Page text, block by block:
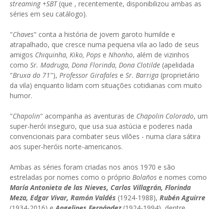
streaming +SBT(que , recentemente, disponibilizou ambas as
séries em seu catálogo).
"Chaves" conta a história de jovem garoto humilde e
atrapalhado, que cresce numa pequena vila ao lado de seus
amigos Chiquinha, Kiko, Pops e Nhonho, além de vizinhos
como Sr. Madruga, Dona Florinda, Dona Clotilde (apelidada
"Bruxa do 71"), Professor Girafales e Sr. Barriga (proprietário
da vila) enquanto lidam com situações cotidianas com muito
humor.
"Chapolin" acompanha as aventuras de Chapolin Colorado, um
super-herói inseguro, que usa sua astúcia e poderes nada
convencionais para combater seus vilões - numa clara sátira
aos super-heróis norte-americanos.
Ambas as séries foram criadas nos anos 1970 e são
estreladas por nomes como o próprio Bolaños e nomes como
María Antonieta de las Nieves, Carlos Villagrán, Florinda
Meza, Edgar Vivar, Ramón Valdés (1924-1988), Rubén Aguirre